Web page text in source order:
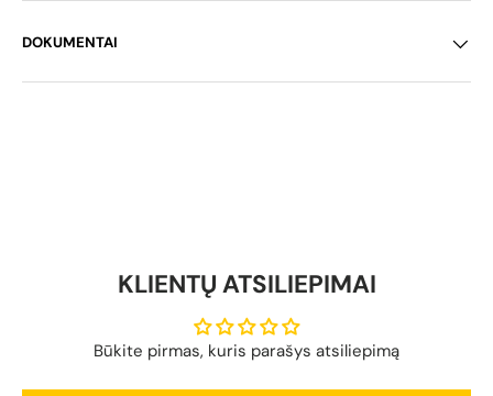
DOKUMENTAI
KLIENTŲ ATSILIEPIMAI
Būkite pirmas, kuris parašys atsiliepimą